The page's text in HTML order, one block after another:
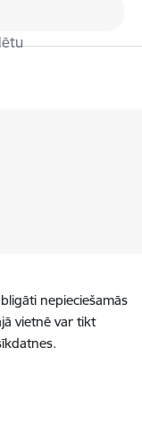
nepieciešamās
vietnē var tikt